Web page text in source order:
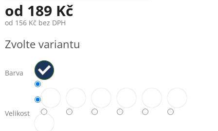
od 189 Kč
od 156 Kč bez DPH
cena:
Zvolte variantu
Barva
Velikost